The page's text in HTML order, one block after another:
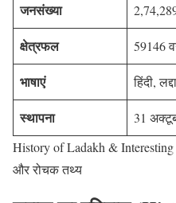
जनसंख्या
क्षेत्रफल 59146
भाषाएं हिंदी,
स्थापना
31
History of Ladakh & Interesting
और रोचक तथ्य